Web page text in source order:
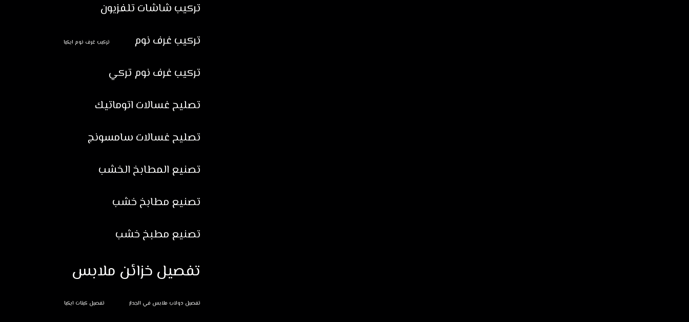
تركيب شاشات تلفزيون
تركيب غرف نوم
تركيب غرف نوم ايكيا
تركيب غرف نوم تركي
تصليح غسالات اتوماتيك
تصليح غسالات سامسونج
تصنيع المطابخ الخشب
تصنيع مطابخ خشب
تصنيع مطبخ خشب
تفصيل خزائن ملابس
تفصيل دولاب ملابس في الجدار تفصيل كبتات ايكيا